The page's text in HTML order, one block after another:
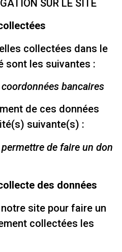
SUR LE SITE
collectées dans le
sont les suivantes :
bancaires
de ces données
suivante(s) :
de faire un don
des données
site pour faire un
collectées les